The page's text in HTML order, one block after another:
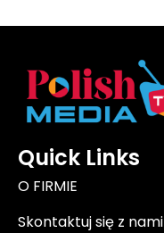
Quick Links
O FIRMIE
Skontaktuj się z nami